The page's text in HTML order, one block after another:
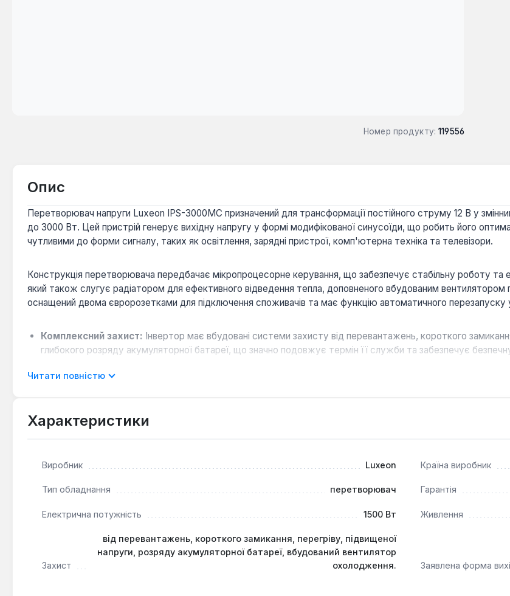
Номер продукту: 119556
Опис
Перетворювач напруги Luxeon IPS-3000MC призначений для трансформації постійного струму 12 В у
до 3000 Вт. Цей пристрій генерує вихідну напругу у формі модифікованої синусоїди, що робить його
чутливими до форми сигналу, таких як освітлення, зарядні пристрої, комп'ютерна техніка та телевізори.
Конструкція перетворювача передбачає мікропроцесорне керування, що забезпечує стабільну роботу та
який також слугує радіатором для ефективного відведення тепла, доповненого вбудованим вентилятором
оснащений двома євророзетками для підключення споживачів та має функцію автоматичного перезапуску
Комплексний захист: Інвертор має вбудовані системи захисту від перевантажень, короткого
глибокого розряду акумуляторної батареї, що значно подовжує термін її служби та забезпечує
акумуляторну батарею в зарядженому стані при наявності зовнішньої мережі 220 В.
обладнання, що не вимагає чистої синусоїдальної форми напруги. Важливо враховувати, що для чутливих
деяких насосів опалювальних систем) рекомендується використовувати інвертори з чистою синусоїдою.
Читати повністю
Характеристики
Виробник Luxeon Країна виробник
Тип обладнання перетворювач Гарантія
Електрична потужність 1500 Вт Живлення
Захист
від перевантажень, короткого замикання, перегріву, підвищеної
напруги, розряду акумуляторної батареї, вбудований вентилятор
охолодження.
Заявлена форма